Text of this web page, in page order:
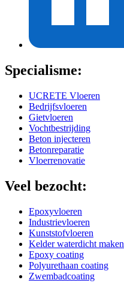
Specialisme:
UCRETE Vloeren
Bedrijfsvloeren
Gietvloeren
Vochtbestrijding
Beton injecteren
Betonreparatie
Vloerrenovatie
Veel bezocht:
Epoxyvloeren
Industrievloeren
Kunststofvloeren
Kelder waterdicht maken
Epoxy coating
Polyurethaan coating
Zwembadcoating